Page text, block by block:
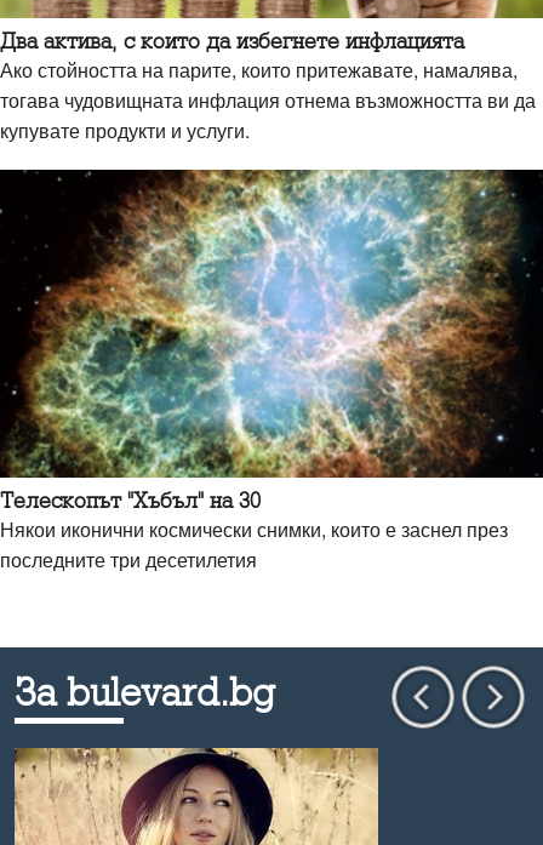
Два актива, с които да избегнете инфлацията
Ако стойността на парите, които притежавате, намалява,
тогава чудовищната инфлация отнема възможността ви да
купувате продукти и услуги.
Телескопът "Хъбъл" на 30
Някои иконични космически снимки, които е заснел през
последните три десетилетия
За bulevard.bg